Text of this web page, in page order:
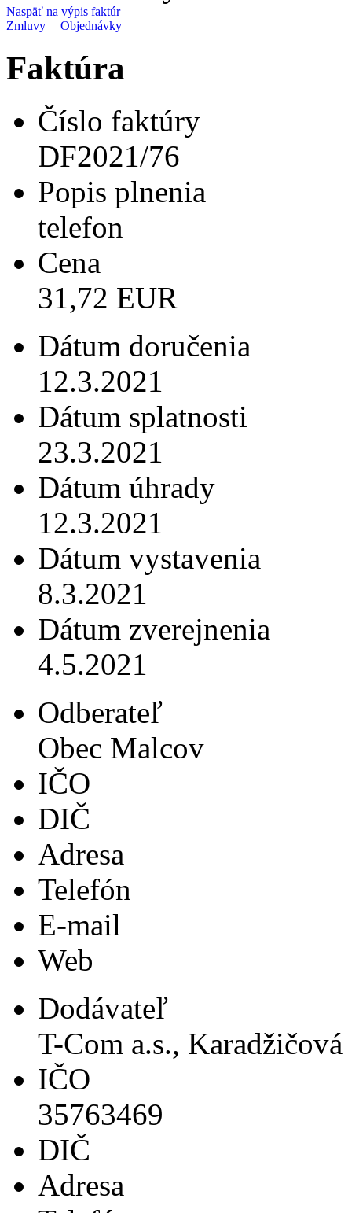
Naspäť na výpis faktúr
Zmluvy | Objednávky
Faktúra
Číslo faktúry
DF2021/76
Popis plnenia
telefon
Cena
31,72 EUR
Dátum doručenia
12.3.2021
Dátum splatnosti
23.3.2021
Dátum úhrady
12.3.2021
Dátum vystavenia
8.3.2021
Dátum zverejnenia
4.5.2021
Odberateľ
Obec Malcov
IČO
DIČ
Adresa
Telefón
E-mail
Web
Dodávateľ
T-Com a.s.,
IČO
35763469
DIČ
Adresa